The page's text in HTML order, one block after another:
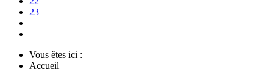
23
Vous êtes ici :
Accueil